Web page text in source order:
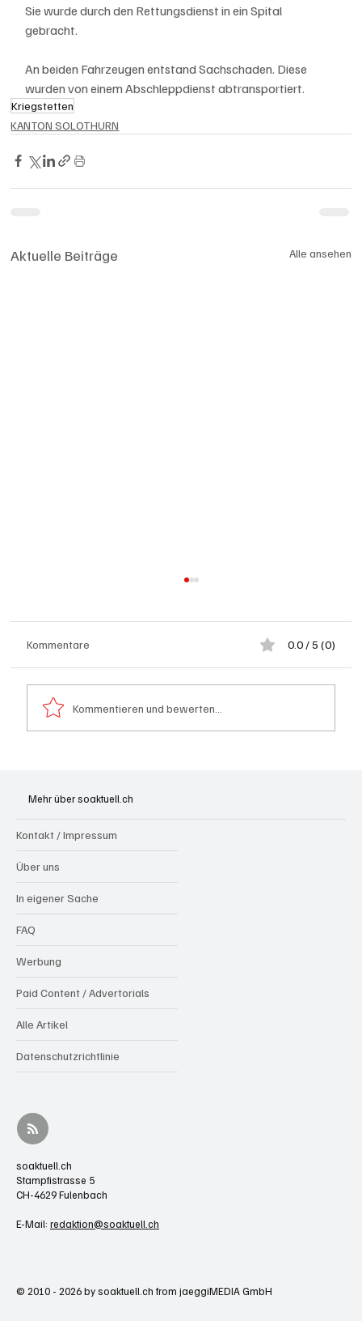
Sie wurde durch den Rettungsdienst in ein Spital
gebracht.
An beiden Fahrzeugen entstand Sachschaden. Diese
wurden von einem Abschleppdienst abtransportiert.
Kriegstetten
KANTON SOLOTHURN
Aktuelle Beiträge Alle ansehen
Kommentare 0.0 / 5 (0)
Kommentieren und bewerten...
Mehr über soaktuell.ch
Kontakt / Impressum
Über uns
In eigener Sache
FAQ
Werbung
Paid Content / Advertorials
Alle Artikel
Datenschutzrichtlinie
soaktuell.ch
Stampfistrasse 5
CH-4629 Fulenbach
E-Mail: redaktion@soaktuell.ch
© 2010 - 2026 by soaktuell.ch from jaeggiMEDIA GmbH